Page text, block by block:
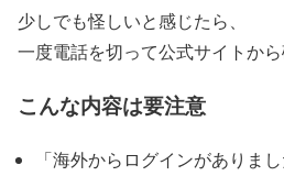
少しでも怪しいと感じたら、
一度電話を切って公式サイトから
こんな内容は要注意
「海外からログインがありまし